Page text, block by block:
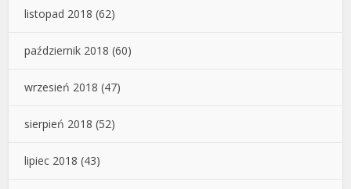
listopad 2018 (62)
październik 2018 (60)
wrzesień 2018 (47)
sierpień 2018 (52)
lipiec 2018 (43)